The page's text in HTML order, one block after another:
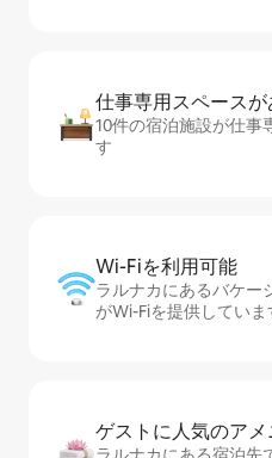
仕事専用ス⁠ペ⁠ー⁠ス
10件の宿泊施設が仕事
す
Wi-Fiを利⁠用⁠可⁠能
ラルナカにあるバケー
がWi-Fiを提供していま
ゲストに人⁠気⁠のア⁠